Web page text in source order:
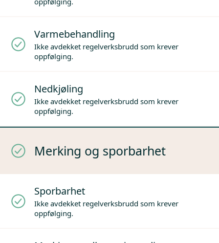
Varmebehandling
Ikke avdekket regelverksbrudd som krever
oppfølging.
Nedkjøling
Ikke avdekket regelverksbrudd som krever
oppfølging.
Merking og sporbarhet
Sporbarhet
Ikke avdekket regelverksbrudd som krever
oppfølging.